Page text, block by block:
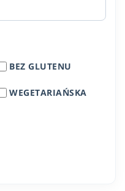
BEZ GLUTENU
WEGETARIAŃSKA